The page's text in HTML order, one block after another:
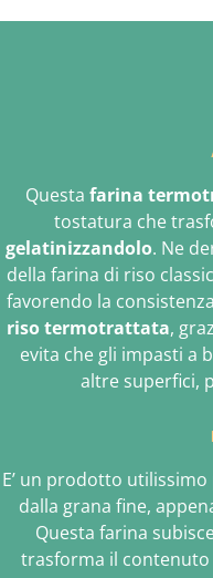
Questa farina
tostatura che
gelatinizzandolo. Ne
della farina di riso
favorendo la
riso termotrattata,
evita che gli impasti a
altre superfici,
E’ un prodotto
dalla grana fine,
Questa farina
trasforma il contenuto